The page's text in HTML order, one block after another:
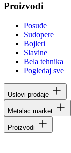
Proizvodi
Posuđe
Sudopere
Bojleri
Slavine
Bela tehnika
Pogledaj sve
Uslovi prodaje
Metalac market
Proizvodi